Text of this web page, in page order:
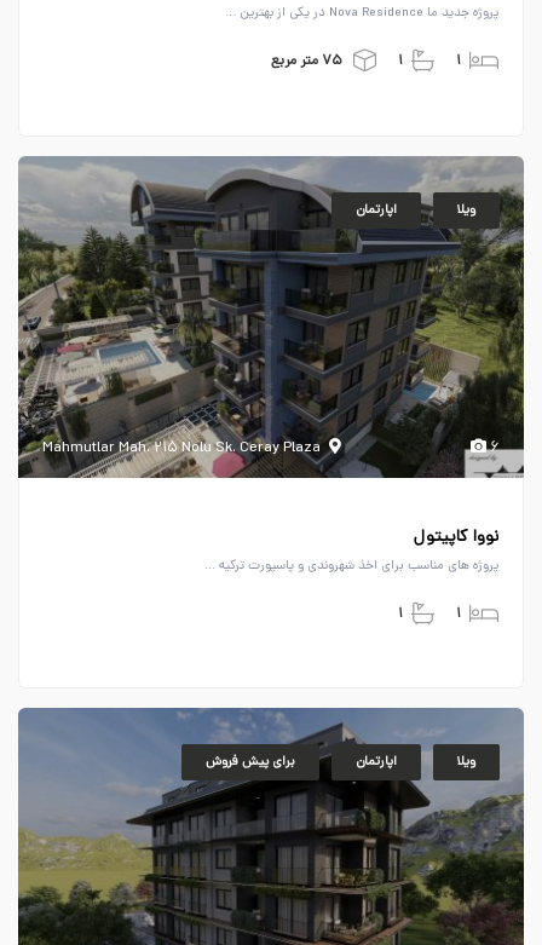
پروژه جدید ما Nova Residence در یکی از بهترین ...
۱ ۱ ۷۵ متر مربع
Mahmutlar Mah. ۲۱۵ Nolu Sk. Ceray Plaza
اپارتمان ویلا
۶
نووا کاپیتول
پروژه های مناسب برای اخذ شهروندی و پاسپورت ترکیه ...
۱ ۱
برای پیش فروش اپارتمان ویلا